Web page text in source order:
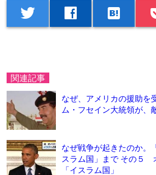
twitter facebook hatenabookmark
関連記事
なぜ、アメリカの援助を
ム・フセイン大統領が、
なぜ戦争が起きたのか。
スラム国」まで その５
「イスラム国」